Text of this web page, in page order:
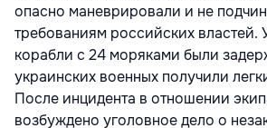
опасно маневрировали и не
требованиям российских властей.
корабли с 24 моряками были
украинских военных получили
После инцидента в отношении
возбуждено уголовное дело о